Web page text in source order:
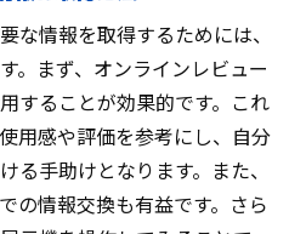
な情報を取得するためには、
。まず、オンラインレビュー
することが効果的です。これ
用感や評価を参考にし、自分
る手助けとなります。また、
の情報交換も有益です。さら